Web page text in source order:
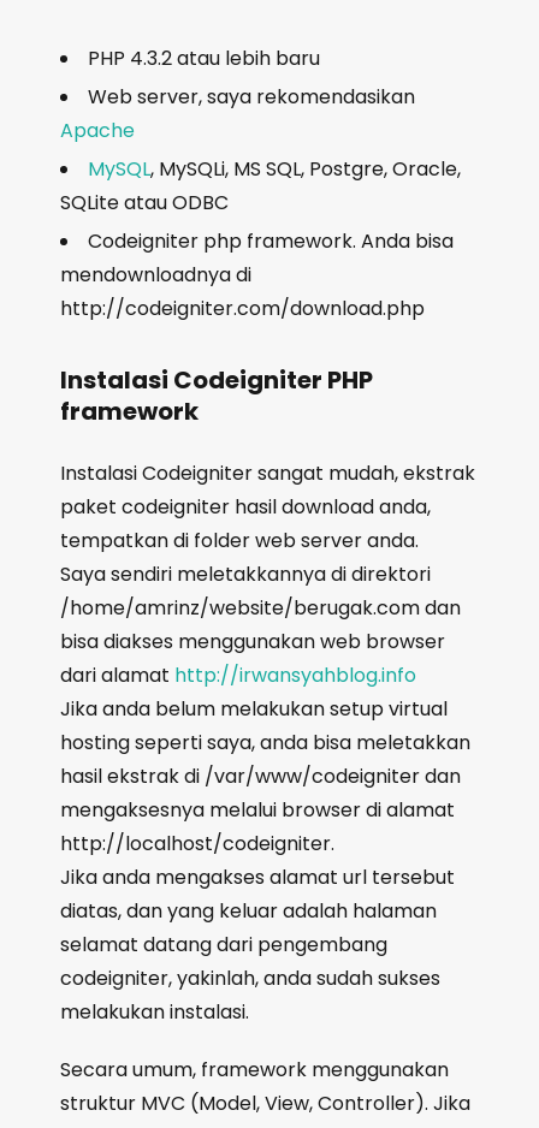
PHP 4.3.2 atau lebih baru
Web server, saya rekomendasikan
Apache
MySQL, MySQLi, MS SQL, Postgre, Oracle,
SQLite atau ODBC
Codeigniter php framework. Anda bisa
mendownloadnya di
http://codeigniter.com/download.php
Instalasi Codeigniter PHP
framework
Instalasi Codeigniter sangat mudah, ekstrak
paket codeigniter hasil download anda,
tempatkan di folder web server anda.
Saya sendiri meletakkannya di direktori
/home/amrinz/website/berugak.com dan
bisa diakses menggunakan web browser
dari alamat http://irwansyahblog.info
Jika anda belum melakukan setup virtual
hosting seperti saya, anda bisa meletakkan
hasil ekstrak di /var/www/codeigniter dan
mengaksesnya melalui browser di alamat
http://localhost/codeigniter.
Jika anda mengakses alamat url tersebut
diatas, dan yang keluar adalah halaman
selamat datang dari pengembang
codeigniter, yakinlah, anda sudah sukses
melakukan instalasi.
Secara umum, framework menggunakan
struktur MVC (Model, View, Controller). Jika